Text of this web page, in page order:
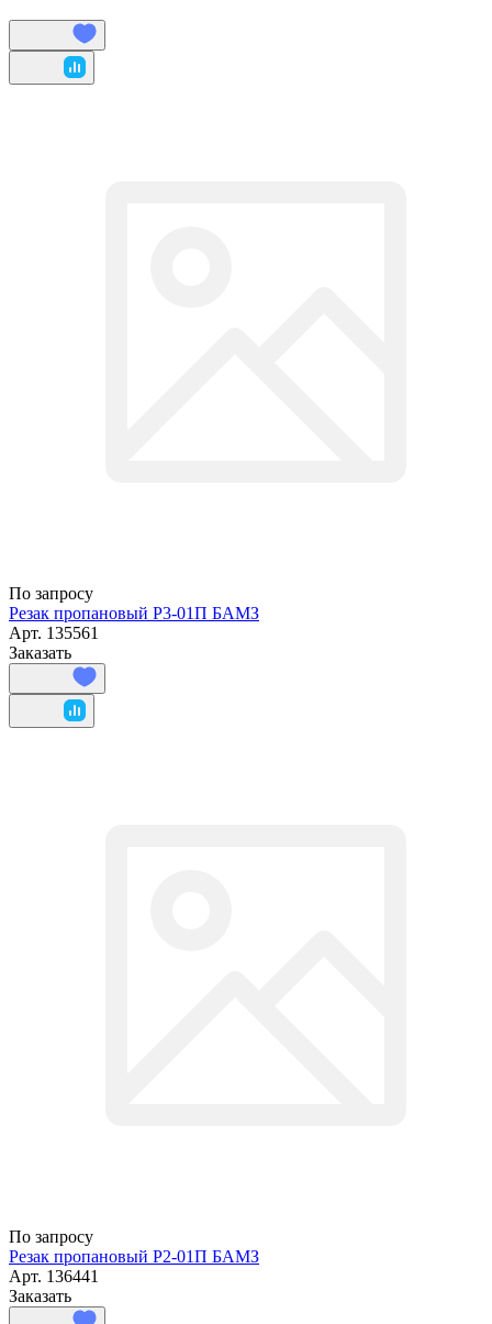
По запросу
Резак пропановый Р3-01П БАМЗ
Арт. 135561
Заказать
По запросу
Резак пропановый Р2-01П БАМЗ
Арт. 136441
Заказать